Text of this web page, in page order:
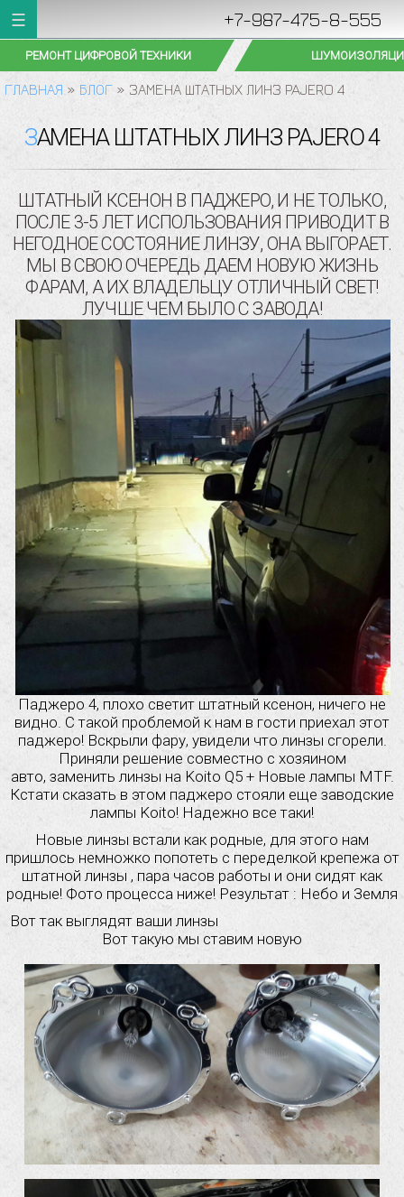
+7-987-475-8-555
РЕМОНТ ЦИФРОВОЙ ТЕХНИКИ
ГЛАВНАЯ » БЛОГ » ЗАМЕНА ШТАТНЫХ ЛИНЗ PAJERO 4
ЗАМЕНА ШТАТНЫХ ЛИНЗ PAJERO 4
ШТАТНЫЙ КСЕНОН В ПАДЖЕРО, И НЕ ТОЛЬКО,
ПОСЛЕ 3-5 ЛЕТ ИСПОЛЬЗОВАНИЯ ПРИВОДИТ В
НЕГОДНОЕ СОСТОЯНИЕ ЛИНЗУ, ОНА ВЫГОРАЕТ.
МЫ В СВОЮ ОЧЕРЕДЬ ДАЕМ НОВУЮ ЖИЗНЬ
ФАРАМ, А ИХ ВЛАДЕЛЬЦУ ОТЛИЧНЫЙ СВЕТ!
ЛУЧШЕ ЧЕМ БЫЛО С ЗАВОДА!
Паджеро 4, плохо светит штатный ксенон, ничего не
видно. С такой проблемой к нам в гости приехал этот
паджеро! Вскрыли фару, увидели что линзы сгорели.
Приняли решение совместно с хозяином
авто, заменить линзы на Koito Q5 + Новые лампы MTF.
Кстати сказать в этом паджеро стояли еще заводские
лампы Koito! Надежно все таки!
Новые линзы встали как родные, для этого нам
пришлось немножко попотеть с переделкой крепежа от
штатной линзы , пара часов работы и они сидят как
родные! Фото процесса ниже! Результат : Небо и Земля
Вот так выглядят ваши линзы
Вот такую мы ставим новую